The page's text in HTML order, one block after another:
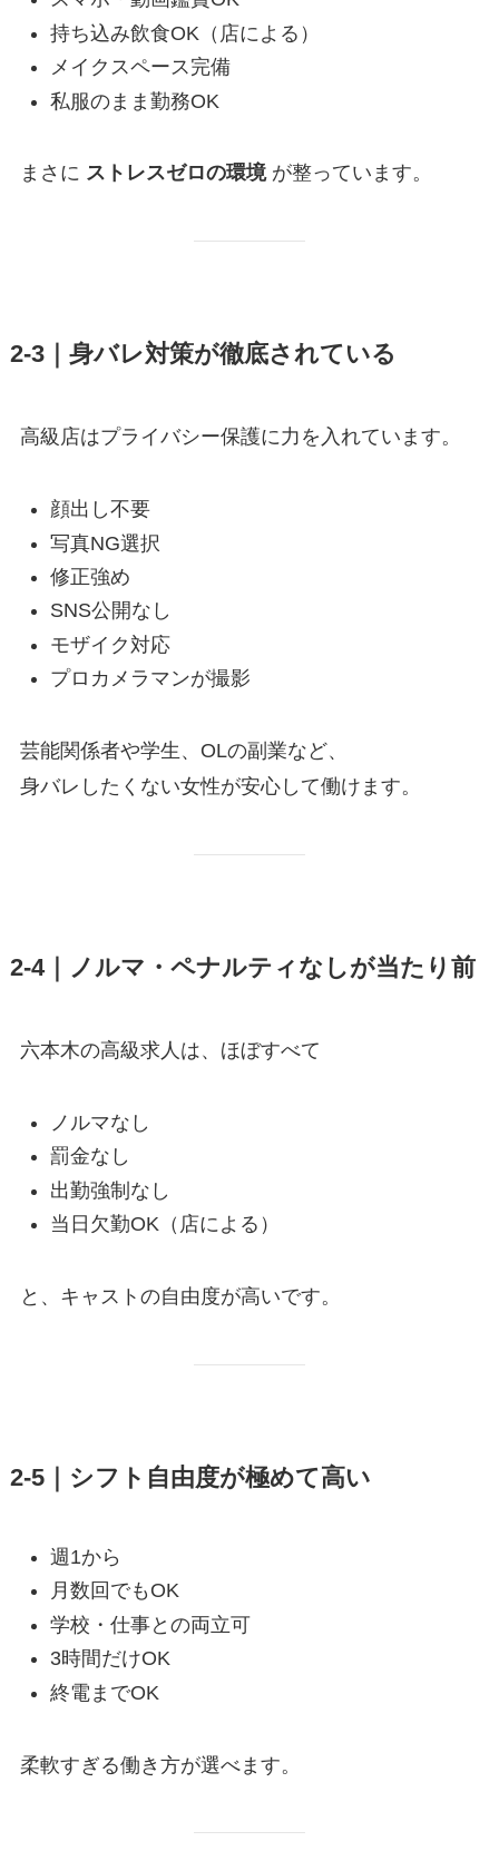
持ち込み飲食OK（店による）
メイクスペース完備
私服のまま勤務OK
まさに ストレスゼロの環境が整っています。
2-3｜身バレ対策が徹底されている
高級店はプライバシー保護に力を入れています。
顔出し不要
写真NG選択
修正強め
SNS公開なし
モザイク対応
プロカメラマンが撮影
芸能関係者や学生、OLの副業など、
身バレしたくない女性が安心して働けます。
2-4｜ノルマ・ペナルティなしが当たり前
六本木の高級求人は、ほぼすべて
ノルマなし
罰金なし
出勤強制なし
当日欠勤OK（店による）
と、キャストの自由度が高いです。
2-5｜シフト自由度が極めて高い
週1から
月数回でもOK
学校・仕事との両立可
3時間だけOK
終電までOK
柔軟すぎる働き方が選べます。